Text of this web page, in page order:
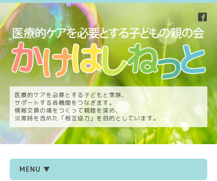
医療的ケアを必要とする子どもと家族、
サポートする各機関をつなぎます。
情報交換の場をつくって親睦を深め、
災害時を含めた「相互協力」を目的としています。
MENU ▼